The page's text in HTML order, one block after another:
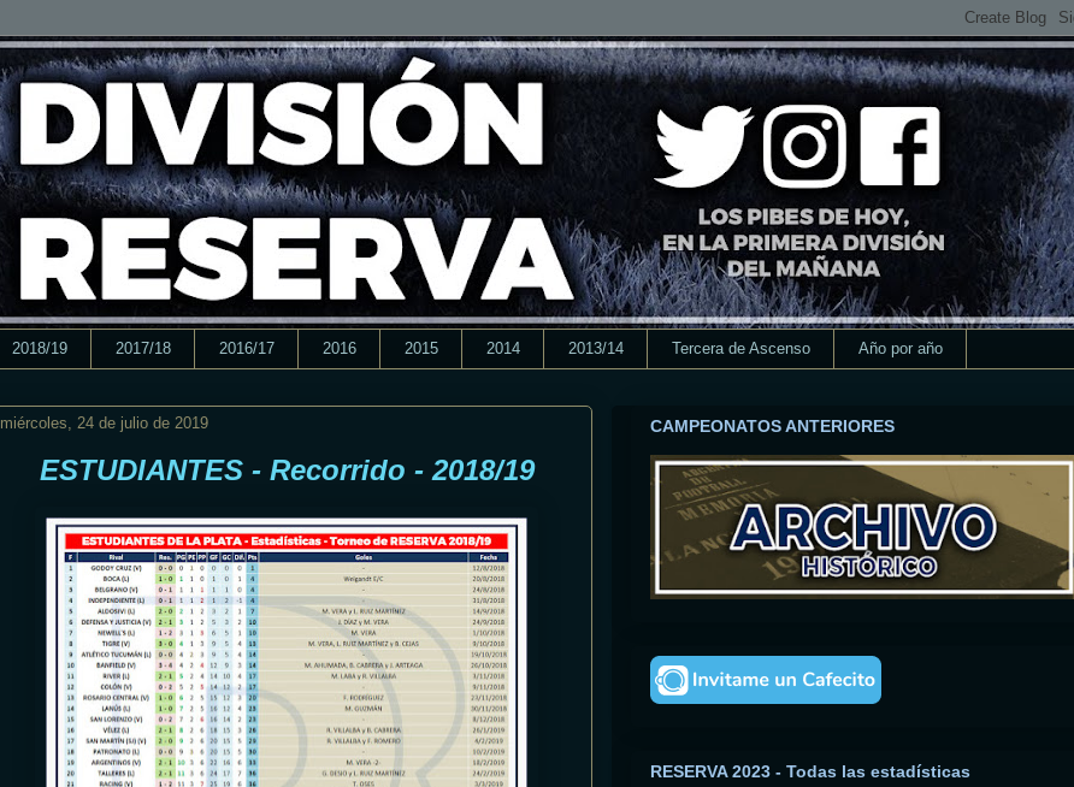
2018/19 2017/18 2016/17 2016 2015 2014 2013/14 Tercera de Ascenso Año por año
miércoles, 24 de julio de 2019
ESTUDIANTES - Recorrido - 2018/19
CAMPEONATOS ANTERIORES
RESERVA 2023 - Todas las estadísticas